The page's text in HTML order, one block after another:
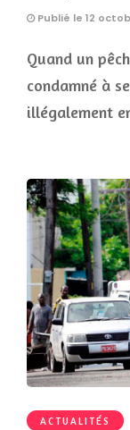
Publié le 12
Quand un
condamné à
illégalement
ACTUALITÉS